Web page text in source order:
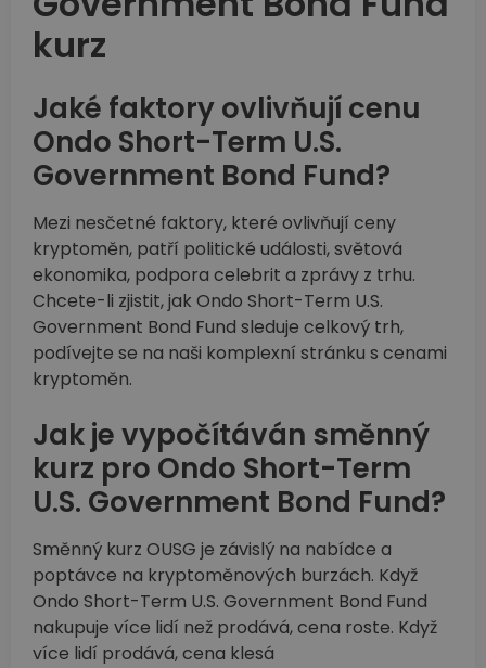
kurz
Jaké faktory ovlivňují cenu
Ondo Short-Term U.S.
Government Bond Fund?
Mezi nesčetné faktory, které ovlivňují ceny
kryptoměn, patří politické události, světová
ekonomika, podpora celebrit a zprávy z trhu.
Chcete-li zjistit, jak Ondo Short-Term U.S.
Government Bond Fund sleduje celkový trh,
podívejte se na naši komplexní stránku s cenami
kryptoměn.
Jak je vypočítáván směnný
kurz pro Ondo Short-Term
U.S. Government Bond Fund?
Směnný kurz OUSG je závislý na nabídce a
poptávce na kryptoměnových burzách. Když
Ondo Short-Term U.S. Government Bond Fund
nakupuje více lidí než prodává, cena roste. Když
více lidí prodává, cena klesá